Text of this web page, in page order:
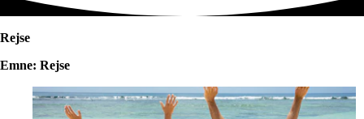
Rejse
Emne: Rejse